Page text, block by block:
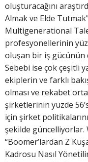
oluşturacağını
Almak ve Elde
Multigenerational
profesyonellerinin
oluşan bir iş gücünün
Sebebi ise çok çeşitli
ekiplerin ve farklı
olması ve rekabet
şirketlerinin yüzde
için şirket
şekilde güncelliyorlar.
“Boomer’lardan Z
Kadrosu Nasıl